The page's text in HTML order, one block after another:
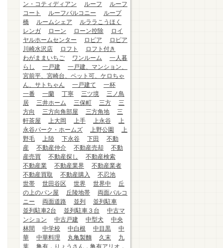
ン・コティディアン
ルーフ
ルーフ
コート
ルーフバルコニー
ループ
橋
ルームシェア
ルララこうほく
レンガ
ローン ローン控除
ロイ
ヤルホームセンター
ロピア
ロピア
川崎水沢店
ロフト
ロフト付き
わがままいちご
ワンルーム
一人暮
らし
一戸建
一戸建、マンション、
宮前平、宮崎台、ペット可、ケロちゃ
ん、サトちゃん
一戸建て
一杯
一番
一蘭 丁寧 三ツ境
三ノ鳥
居
三井ホーム 三保町 三方
三
方向
三方向角部屋 三方角地
三
軒茶屋
上大岡 上手 上永谷
上
永谷パーク・ホームズ
上野公園
上
野毛
上陸 下永谷 下田
不動
産
不動産仲介 不動産売却
不動
産売買
不動産探し
不動産検索
不動産業
不動産業界
不動産業者
不動産買取
不動産購入
不忍池
世帯
世田谷区 世界 世界中
丘
の上のパン屋
丘陵地帯
両面バルコ
ニー
両面道路 並列
並列駐車
並列駐車2台
並列駐車３台
中古マ
ンション
中古戸建 中型犬
中央
林間
中学校 中白根 中目黒
中
華
中華料理 丸亀製麵 久末
九
葉
亀有，りょうさん，亀有アリオ，